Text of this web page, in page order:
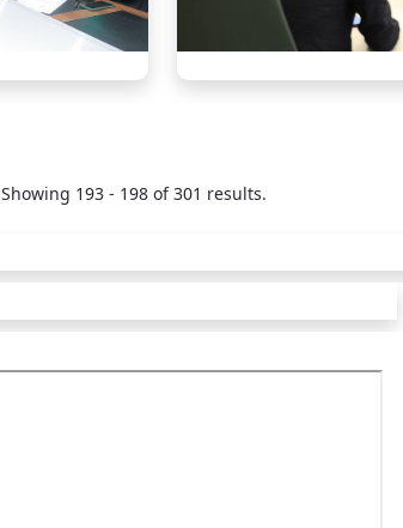
Showing 193 - 198 of 301 results.